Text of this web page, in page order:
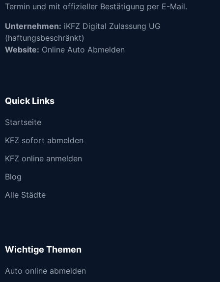
Termin und mit offizieller Bestätigung per E-Mail.
Unternehmen: iKFZ Digital Zulassung UG
(haftungsbeschränkt)
Website: Online Auto Abmelden
Quick Links
Startseite
KFZ sofort abmelden
KFZ online anmelden
Blog
Alle Städte
Wichtige Themen
Auto online abmelden